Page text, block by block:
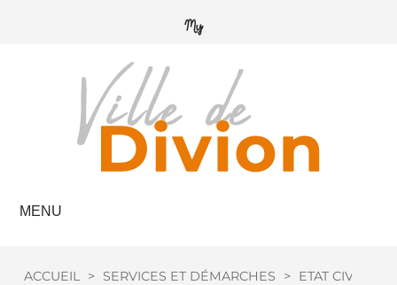
MENU
ACCUEIL > SERVICES ET DÉMARCHES > ETAT CIVIL